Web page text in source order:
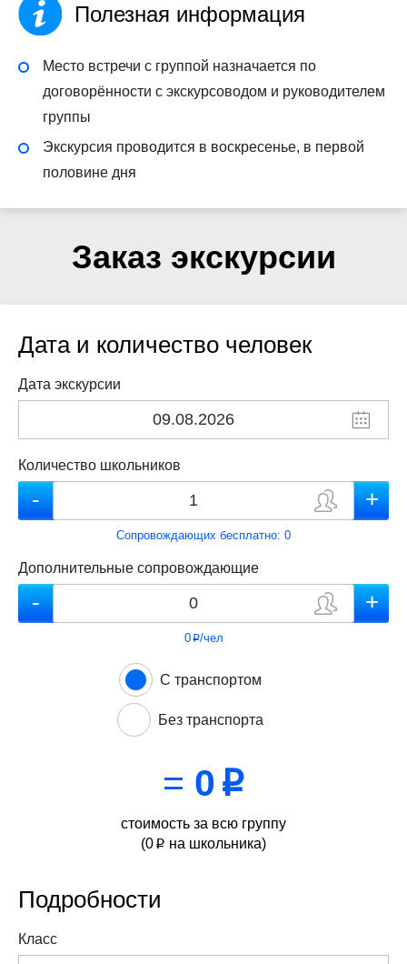
Полезная информация
Место встречи с группой назначается по
договорённости с экскурсоводом и руководителем
группы
Экскурсия проводится в воскресенье, в первой
половине дня
Заказ экскурсии
Дата и количество человек
Дата экскурсии
Количество школьников
Сопровождающих бесплатно: 0
Дополнительные сопровождающие
0p/чел
С транспортом
Без транспорта
= 0 p
стоимость за всю группу
(0 p на школьника)
Подробности
Класс